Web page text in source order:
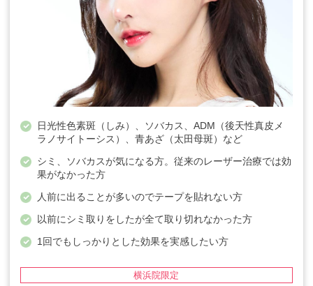
日光性色素斑（しみ）、ソバカス、ADM（後天性真皮メ
ラノサイトーシス）、青あざ（太田母斑）など
シミ、ソバカスが気になる方。従来のレーザー治療では効
果がなかった方
人前に出ることが多いのでテープを貼れない方
以前にシミ取りをしたが全て取り切れなかった方
1回でもしっかりとした効果を実感したい方
横浜院限定